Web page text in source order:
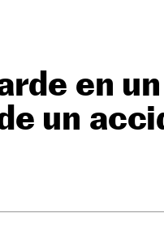
en
un